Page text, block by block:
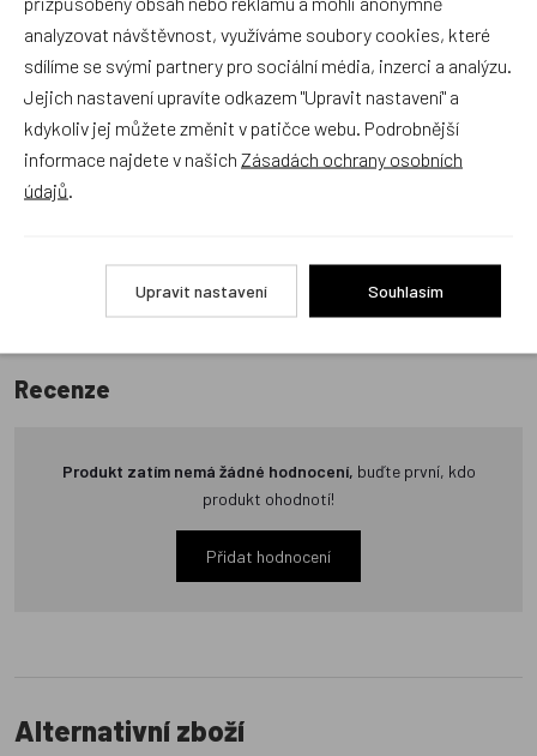
Recenze v detailu produktu a texty od zákazníků v poradně
odrážejí výhradně názory a stanoviska zákazníků. Provozovatel
e-shopu Dráček.cz texty zákazníků předem neschvaluje ani
neověřuje.
Recenze
Produkt zatím nemá žádné hodnocení, buďte první, kdo
produkt ohodnotí!
Přidat hodnocení
Alternativní zboží
analyzovat návštěvnost, využíváme soubory cookies, které
sdílíme se svými partnery pro sociální média, inzerci a analýzu.
Jejich nastavení upravíte odkazem "Upravit nastavení" a
kdykoliv jej můžete změnit v patičce webu. Podrobnější
informace najdete v našich Zásadách ochrany osobních
údajů
Upravit nastavení Souhlasím